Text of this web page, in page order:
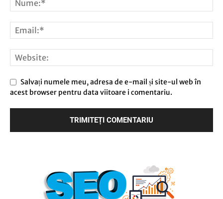
Salvați numele meu, adresa de e-mail și site-ul web în
acest browser pentru data viitoare i comentariu.